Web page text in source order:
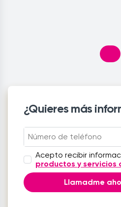
¿Quieres más
Acepto recibir
productos y servicios
Llamadme